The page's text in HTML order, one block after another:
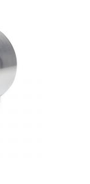
potraviny zdravotne
30 mikrónov
1,6: 1 Typ fólie:
Farba: